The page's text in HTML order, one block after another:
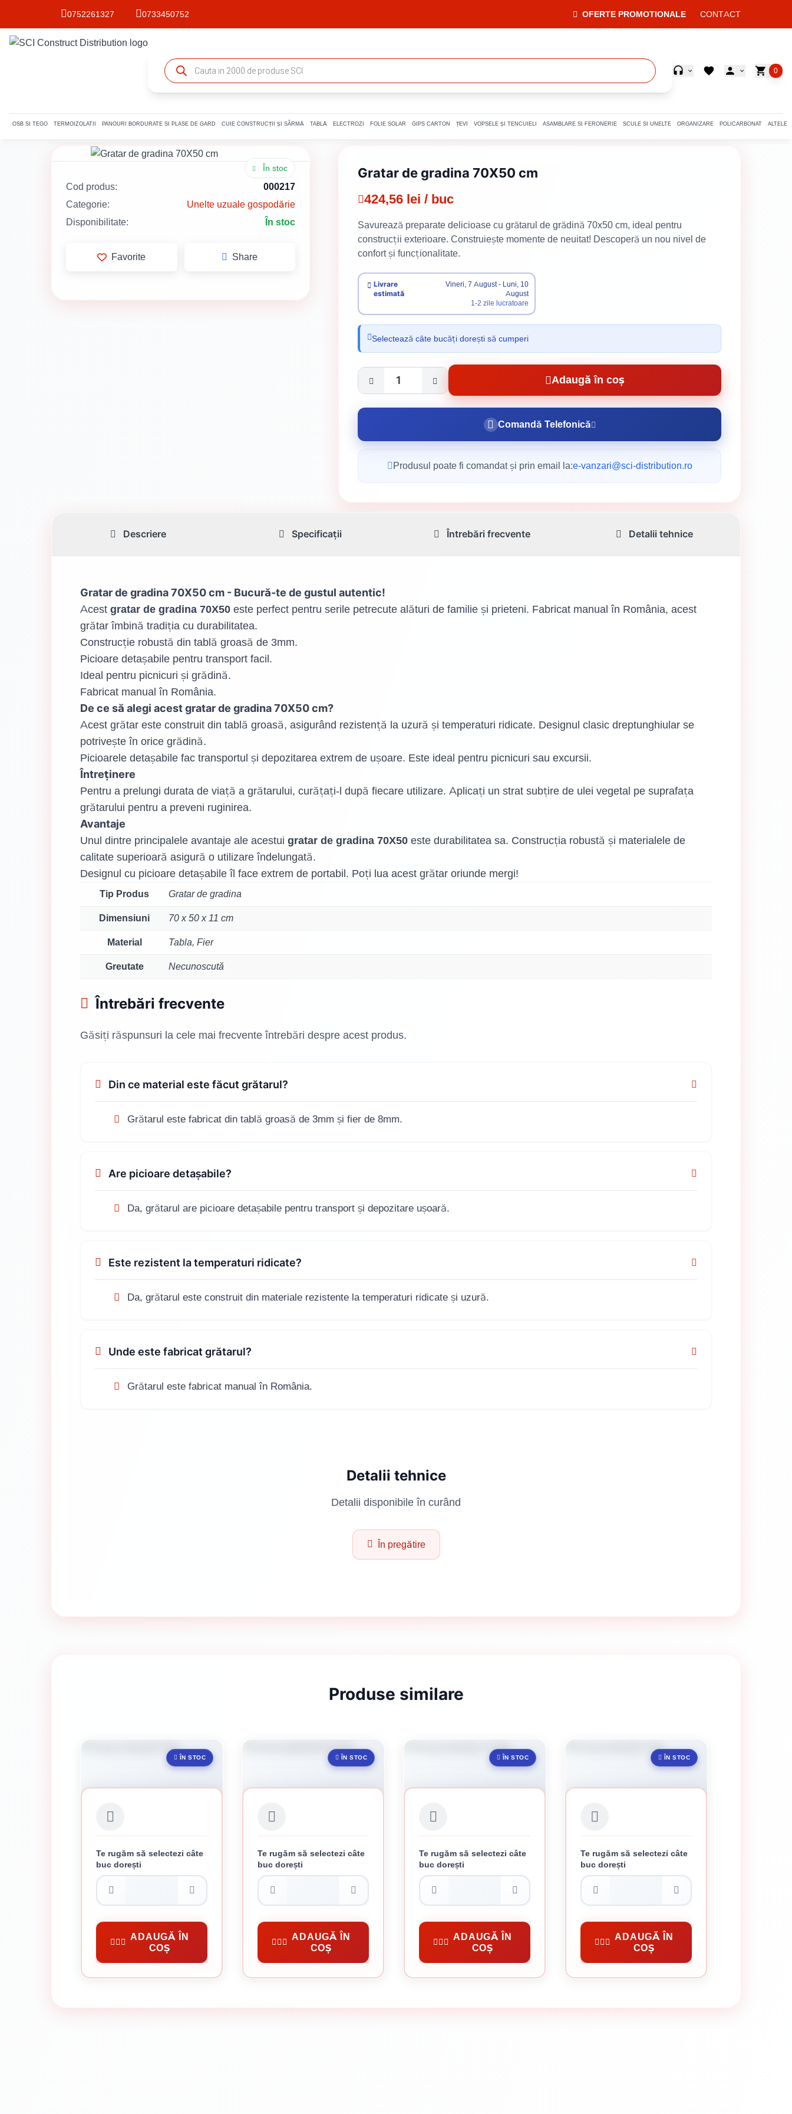
0752261327 0733450752 OFERTE PROMOTIONALE CONTACT
0
OSB SI TEGO TERMOIZOLATII PANOURI BORDURATE SI PLASE DE GARD CUIE CONSTRUCȚII ȘI SÂRMĂ TABLĂ ELECTROZI FOLIE SOLAR GIPS CARTON ȚEVI VOPSELE ȘI TENCUIELI ASAMBLARE SI FERONERIE SCULE SI UNELTE ORGANIZARE POLICARBONAT ALTELE
În stoc
Cod produs:
000217
Categorie:
Unelte uzuale gospodărie
Disponibilitate:
În stoc
Favorite Share
Gratar de gradina 70X50 cm
424,56 lei / buc
Savurează preparate delicioase cu grătarul de grădină 70x50 cm, ideal pentru
construcții exterioare. Construiește momente de neuitat! Descoperă un nou nivel de
confort și funcționalitate.
Livrare
estimată
Vineri, 7 August - Luni, 10
August
1-2 zile lucratoare
Selectează câte bucăți dorești să cumperi
Adaugă în coș
Comandă Telefonică
Produsul poate fi comandat și prin email la:e-vanzari@sci-distribution.ro
Descriere Specificații Întrebări frecvente Detalii tehnice
Gratar de gradina 70X50 cm - Bucură-te de gustul autentic!
Acest gratar de gradina 70X50 este perfect pentru serile petrecute alături de familie și prieteni. Fabricat manual în România, acest
grătar îmbină tradiția cu durabilitatea.
Construcție robustă din tablă groasă de 3mm.
Picioare detașabile pentru transport facil.
Ideal pentru picnicuri și grădină.
Fabricat manual în România.
De ce să alegi acest gratar de gradina 70X50 cm?
Acest grătar este construit din tablă groasă, asigurând rezistență la uzură și temperaturi ridicate. Designul clasic dreptunghiular se
potrivește în orice grădină.
Picioarele detașabile fac transportul și depozitarea extrem de ușoare. Este ideal pentru picnicuri sau excursii.
Întreținere
Pentru a prelungi durata de viață a grătarului, curățați-l după fiecare utilizare. Aplicați un strat subțire de ulei vegetal pe suprafața
grătarului pentru a preveni ruginirea.
Avantaje
Unul dintre principalele avantaje ale acestui gratar de gradina 70X50 este durabilitatea sa. Construcția robustă și materialele de
calitate superioară asigură o utilizare îndelungată.
Designul cu picioare detașabile îl face extrem de portabil. Poți lua acest grătar oriunde mergi!
Tip Produs Gratar de gradina
Dimensiuni 70 x 50 x 11 cm
Material Tabla, Fier
Greutate Necunoscută
Întrebări frecvente
Găsiți răspunsuri la cele mai frecvente întrebări despre acest produs.
Din ce material este făcut grătarul?
Grătarul este fabricat din tablă groasă de 3mm și fier de 8mm.
Are picioare detașabile?
Da, grătarul are picioare detașabile pentru transport și depozitare ușoară.
Este rezistent la temperaturi ridicate?
Da, grătarul este construit din materiale rezistente la temperaturi ridicate și uzură.
Unde este fabricat grătarul?
Grătarul este fabricat manual în România.
Detalii tehnice
Detalii disponibile în curând
În pregătire
Produse similare
ÎN STOC
CIOCAN MECANIC 5 KG
Unelte Uzuale Gospodărie
CUMPĂRĂ
Te rugăm să selectezi câte
buc dorești
ADAUGĂ ÎN
COȘ
ÎN STOC
CIZME PROTECTIE DIN PVC
Unelte Uzuale Gospodărie
CUMPĂRĂ
Te rugăm să selectezi câte
buc dorești
ADAUGĂ ÎN
COȘ
ÎN STOC
CIOCAN MECANIC 1.5 KG
Unelte Uzuale Gospodărie
CUMPĂRĂ
Te rugăm să selectezi câte
buc dorești
ADAUGĂ ÎN
COȘ
ÎN STOC
CIOCAN MECANIC 1 KG
Unelte Uzuale Gospodărie
CUMPĂRĂ
Te rugăm să selectezi câte
buc dorești
ADAUGĂ ÎN
COȘ